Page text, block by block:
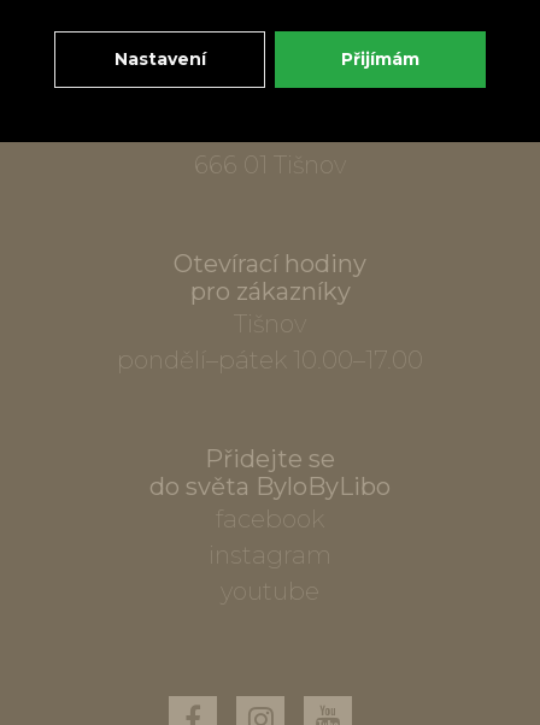
Setkejme se:
dílna, obchod
666 01 Tišnov
Otevírací hodiny
pro zákazníky
Tišnov
pondělí–pátek 10.00–17.00
Přidejte se
do světa ByloByLibo
facebook
instagram
youtube
Nastavení Přijímám